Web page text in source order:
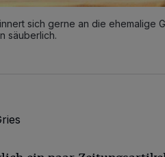
sich gerne an die ehemalige
säuberlich.